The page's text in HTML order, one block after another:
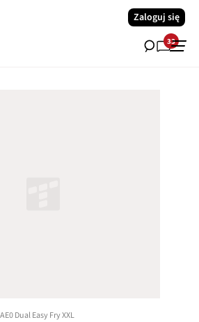
Zaloguj się
33
Dual Easy Fry XXL